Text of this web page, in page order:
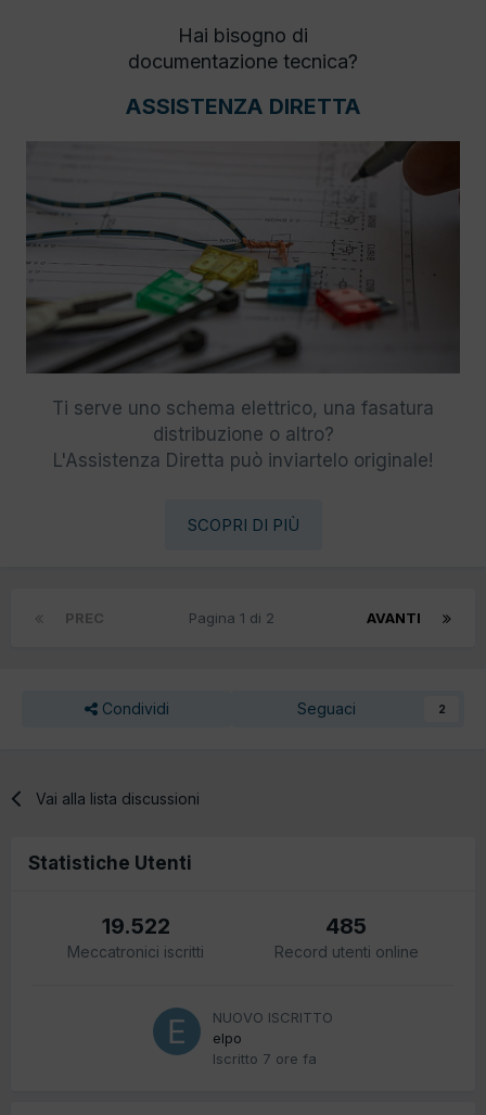
Hai bisogno di
documentazione tecnica?
ASSISTENZA DIRETTA
Ti serve uno schema elettrico, una fasatura
distribuzione o altro?
L'Assistenza Diretta può inviartelo originale!
SCOPRI DI PIÙ
PREC AVANTI
Pagina 1 di 2
Condividi Seguaci 2
Vai alla lista discussioni
Statistiche Utenti
19.522
Meccatronici iscritti
485
Record utenti online
NUOVO ISCRITTO
elpo
Iscritto 7 ore fa